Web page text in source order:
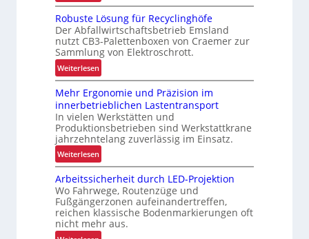
V
o
n
d
e
r
L
a
d
e
n
w
a
a
g
e
z
u
Robuste Lösung für Recyclinghöfe
Der Abfallwirtschaftsbetrieb Emsland
nutzt CB3-Palettenboxen von Craemer zur
Sammlung von Elektroschrott.
Weiterlesen:
R
o
b
u
s
t
e
ö
s
u
n
Mehr Ergonomie und Präzision im
innerbetrieblichen Lastentransport
In vielen Werkstätten und
Produktionsbetrieben sind Werkstattkrane
jahrzehntelang zuverlässig im Einsatz.
Weiterlesen:
M
e
h
r
E
r
Arbeitssicherheit durch LED-Projektion
Wo Fahrwege, Routenzüge und
Fußgängerzonen aufeinandertreffen,
reichen klassische Bodenmarkierungen oft
nicht mehr aus.